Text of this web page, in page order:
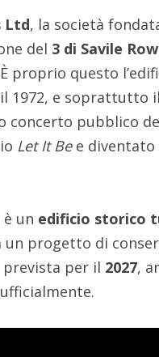
Ltd, la società
del 3 di Savile Row
proprio questo
1972, e soprattutto
concerto pubblico
Let It Bee diventato
un edificio storico
progetto di
prevista per il 2027,